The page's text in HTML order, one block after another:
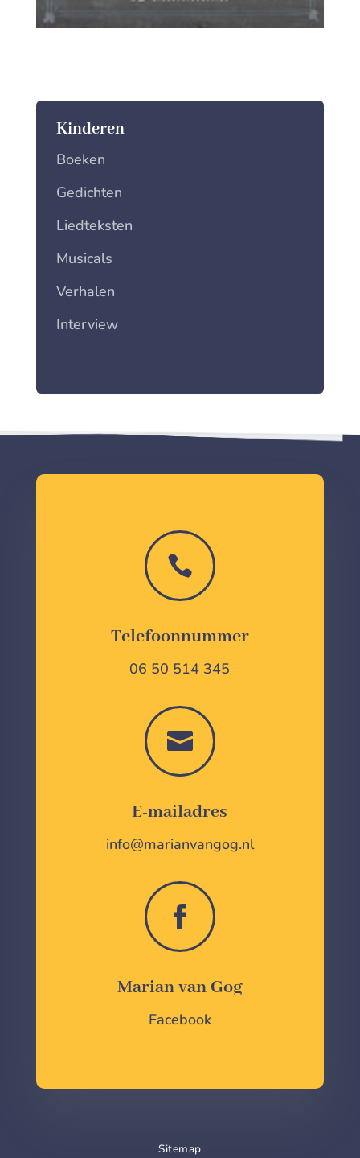
Kinderen
Boeken
Gedichten
Liedteksten
Musicals
Verhalen
Interview

Telefoonnummer
06 50 514 345

E-mailadres
info@marianvangog.nl

Marian van Gog
Facebook
Sitemap